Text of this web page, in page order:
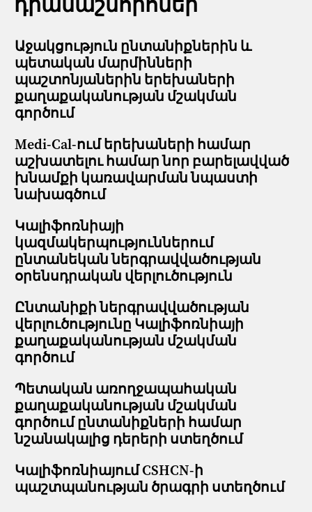
Աջակցություն ընտանիքներին և
պետական մարմինների
պաշտոնյաներին երեխաների
քաղաքականության մշակման
գործում
Medi-Cal-ում երեխաների համար
աշխատելու համար նոր բարելավված
խնամքի կառավարման նպաստի
նախագծում
Կալիֆոռնիայի
կազմակերպություններում
ընտանեկան ներգրավվածության
օրենսդրական վերլուծություն
Ընտանիքի ներգրավվածության
վերլուծությունը Կալիֆոռնիայի
քաղաքականության մշակման
գործում
Պետական առողջապահական
քաղաքականության մշակման
գործում ընտանիքների համար
նշանակալից դերերի ստեղծում
Կալիֆոռնիայում CSHCN-ի
պաշտպանության ծրագրի ստեղծում